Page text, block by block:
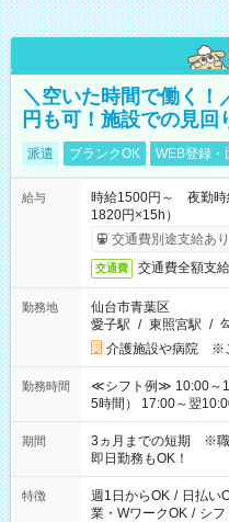
＼空いた時間で働く
円も可！施設での見回
派遣 ブランクOK WEB登録・
給与
時給1500円～ 夜勤
1820円×15h）
交通費別途支給あり
交通費 交通費全額支給
勤務地
仙台市青葉区
愛子駅 / 東照宮駅 /
介護施設や病院 ※
勤務時間
≪シフト例≫ 10:00～
5時間） 17:00～翌10:00（実働
働く時間は調整できま
期間
3ヵ月までの短期 ※職
即日勤務もOK！
特徴 週1日からOK / 日払い
業・WワークOK / シフ